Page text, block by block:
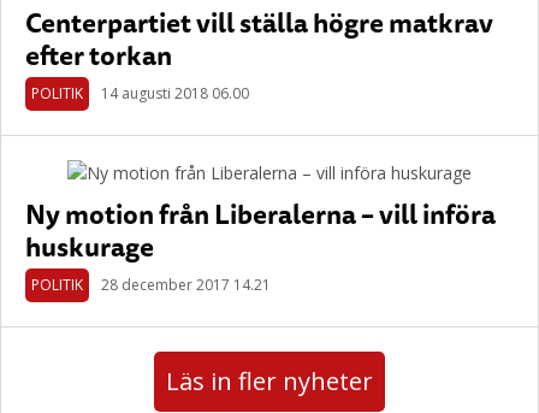
Centerpartiet vill ställa högre matkrav
efter torkan
POLITIK 14 augusti 2018 06.00
Ny motion från Liberalerna – vill införa
huskurage
POLITIK 28 december 2017 14.21
Läs in fler nyheter